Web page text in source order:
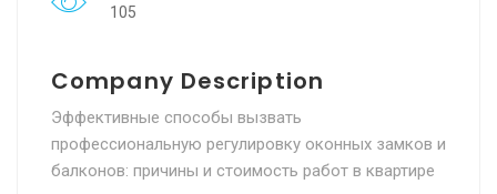
105
Company Description
Эффективные способы вызвать
профессиональную регулировку оконных замков и
балконов: причины и стоимость работ в квартире